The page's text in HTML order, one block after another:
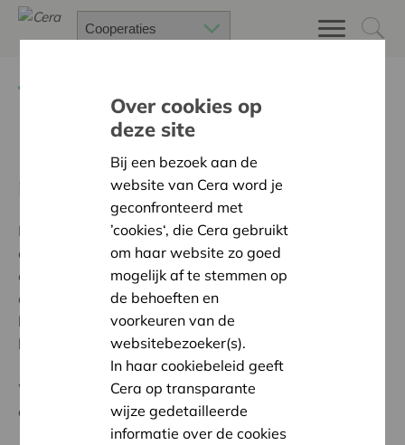
De alarmbelprocedure, wat
moet je doen?
De alarmbelprocedure verplicht het bestuursorgaan
om maatregelen te nemen die het faillissement van de
coöperatieve vennootschap kunnen vermijden, ofwel
de schade die daardoor ontstaat te beperken. Dit is in
het belang van de schuldeisers, maar ook in het
belang van de vennoten.
Wat die procedure precies inhoudt, wordt bepaald
door art 6:119 van het WVV:
Over cookies op
deze site
Bij een bezoek aan de
website van Cera word je
geconfronteerd met
’cookies‘, die Cera gebruikt
om haar website zo goed
mogelijk af te stemmen op
de behoeften en
voorkeuren van de
websitebezoeker(s).
In haar cookiebeleid geeft
Cera op transparante
wijze gedetailleerde
informatie over de cookies